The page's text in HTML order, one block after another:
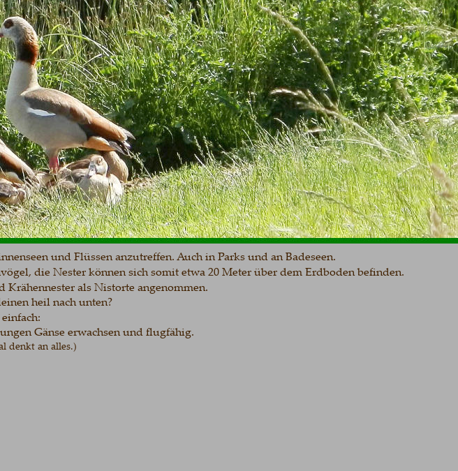
und Flüssen anzutreffen. Auch in Parks und an Badeseen.
die Nester können sich somit etwa 20 Meter über dem Erdboden befinden.
als Nistorte angenommen.
heil nach unten?
Gänse erwachsen und flugfähig.
an alles.)